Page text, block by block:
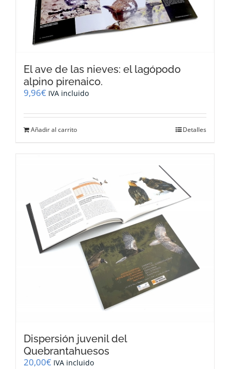
El ave de las nieves: el lagópodo
alpino pirenaico.
9,96€ IVA incluido
Añadir al carrito Detalles
Dispersión juvenil del
Quebrantahuesos
20,00€ IVA incluido